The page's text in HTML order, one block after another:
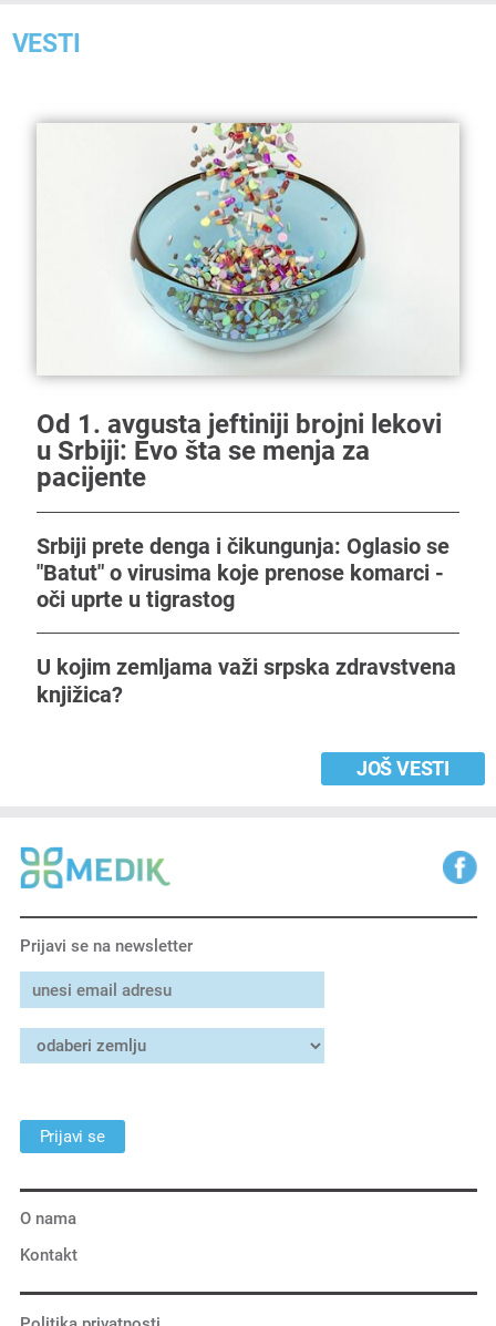
VESTI
Od 1. avgusta jeftiniji brojni lekovi
u Srbiji: Evo šta se menja za
pacijente
Srbiji prete denga i čikungunja: Oglasio se
"Batut" o virusima koje prenose komarci -
oči uprte u tigrastog
U kojim zemljama važi srpska zdravstvena
knjižica?
JOŠ VESTI
O nama
Kontakt
Prijavi se na newsletter
Prijavi se